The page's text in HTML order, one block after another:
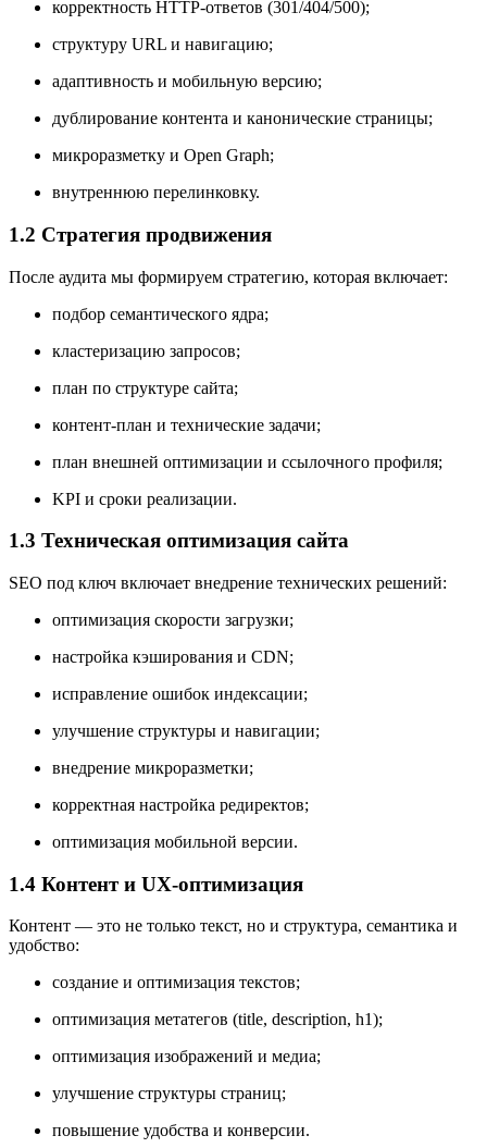
корректность HTTP-ответов (301/404/500);
структуру URL и навигацию;
адаптивность и мобильную версию;
дублирование контента и канонические страницы;
микроразметку и Open Graph;
внутреннюю перелинковку.
1.2 Стратегия продвижения
После аудита мы формируем стратегию, которая включает:
подбор семантического ядра;
кластеризацию запросов;
план по структуре сайта;
контент-план и технические задачи;
план внешней оптимизации и ссылочного профиля;
KPI и сроки реализации.
1.3 Техническая оптимизация сайта
SEO под ключ включает внедрение технических решений:
оптимизация скорости загрузки;
настройка кэширования и CDN;
исправление ошибок индексации;
улучшение структуры и навигации;
внедрение микроразметки;
корректная настройка редиректов;
оптимизация мобильной версии.
1.4 Контент и UX-оптимизация
Контент — это не только текст, но и структура, семантика и
удобство:
создание и оптимизация текстов;
оптимизация метатегов (title, description, h1);
оптимизация изображений и медиа;
улучшение структуры страниц;
повышение удобства и конверсии.